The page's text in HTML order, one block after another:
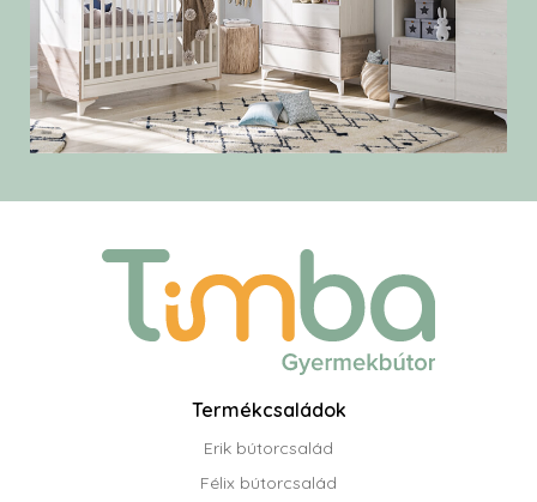
Termékcsaládok
Erik bútorcsalád
Félix bútorcsalád